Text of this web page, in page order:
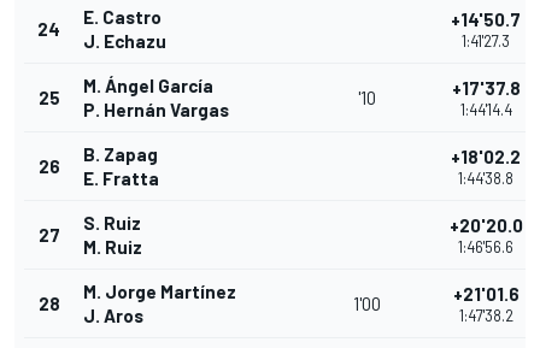
24
E. Castro
J. Echazu
+14'50.7
1:41'27.3
25
M. Ángel García
P. Hernán Vargas
'10 +17'37.8
1:44'14.4
26
B. Zapag
E. Fratta
+18'02.2
1:44'38.8
27
S. Ruiz
M. Ruiz
+20'20.0
1:46'56.6
28
M. Jorge Martínez
J. Aros
1'00 +21'01.6
1:47'38.2